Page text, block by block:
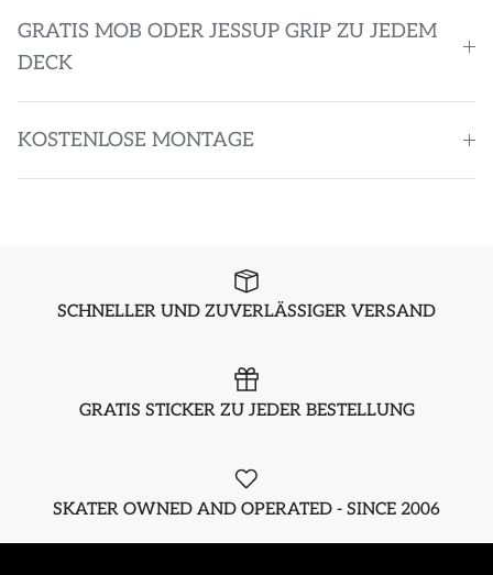
GRATIS MOB ODER JESSUP GRIP ZU JEDEM
DECK
KOSTENLOSE MONTAGE
SCHNELLER UND ZUVERLÄSSIGER VERSAND
GRATIS STICKER ZU JEDER BESTELLUNG
SKATER OWNED AND OPERATED - SINCE 2006